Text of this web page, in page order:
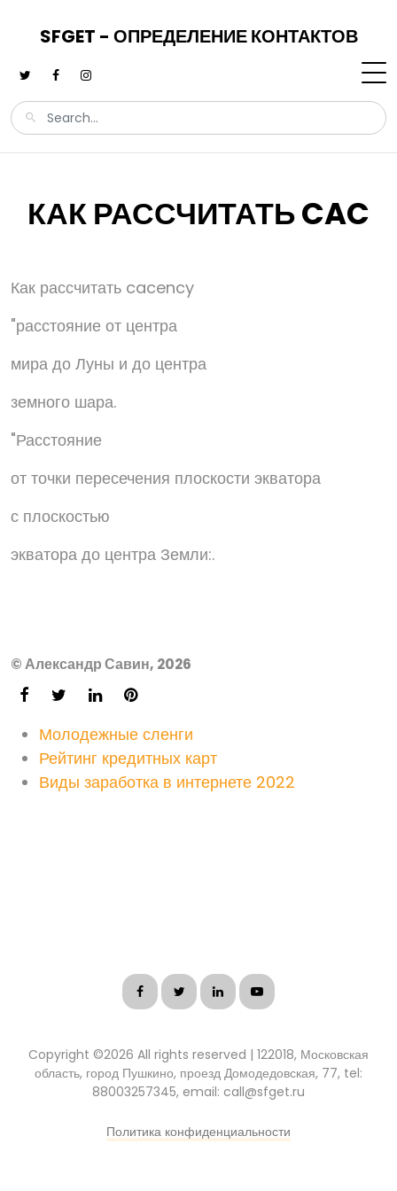
SFGET - ОПРЕДЕЛЕНИЕ КОНТАКТОВ
КАК РАССЧИТАТЬ CAC
Как рассчитать cacency
"расстояние от центра
мира до Луны и до центра
земного шара.
"Расстояние
от точки пересечения плоскости экватора
с плоскостью
экватора до центра Земли:.
© Александр Савин, 2026
Молодежные сленги
Рейтинг кредитных карт
Виды заработка в интернете 2022
Copyright ©2026 All rights reserved | 122018, Московская
область, город Пушкино, проезд Домодедовская, 77, tel:
88003257345, email: call@sfget.ru
Политика конфиденциальности